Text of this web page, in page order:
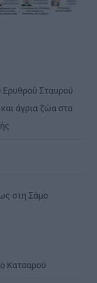
Ερυθρού Σταυρού
άγρια ζώα στα
στη Σάμο
Κατσαρού